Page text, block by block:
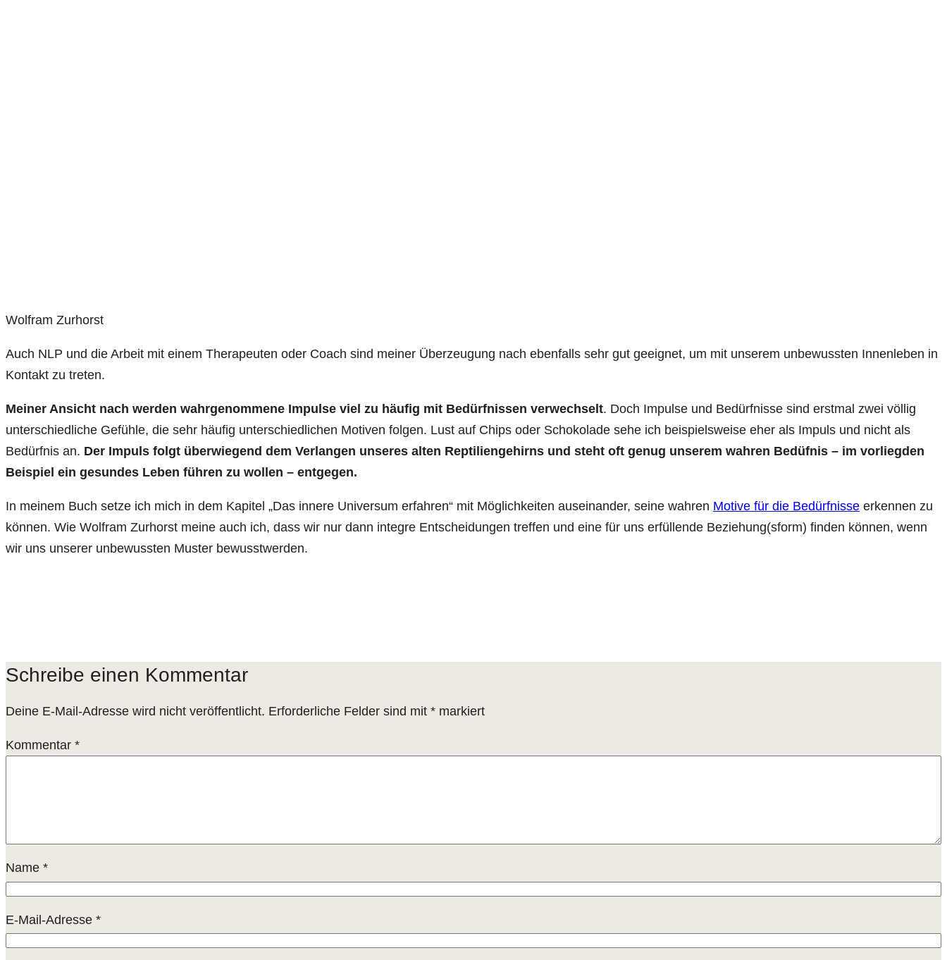
Wolfram Zurhorst
Auch NLP und die Arbeit mit einem Therapeuten oder Coach sind meiner Überzeugung nach ebenfalls sehr gut geeignet, um mit unserem unbewussten Innenleben in
Kontakt zu treten.
Meiner Ansicht nach werden wahrgenommene Impulse viel zu häufig mit Bedürfnissen verwechselt. Doch Impulse und Bedürfnisse sind erstmal zwei völlig
unterschiedliche Gefühle, die sehr häufig unterschiedlichen Motiven folgen. Lust auf Chips oder Schokolade sehe ich beispielsweise eher als Impuls und nicht als
Bedürfnis an. Der Impuls folgt überwiegend dem Verlangen unseres alten Reptiliengehirns und steht oft genug unserem wahren Bedüfnis – im vorliegden
Beispiel ein gesundes Leben führen zu wollen – entgegen.
In meinem Buch setze ich mich in dem Kapitel „Das innere Universum erfahren“ mit Möglichkeiten auseinander, seine wahren Motive für die Bedürfnisse erkennen zu
können. Wie Wolfram Zurhorst meine auch ich, dass wir nur dann integre Entscheidungen treffen und eine für uns erfüllende Beziehung(sform) finden können, wenn
wir uns unserer unbewussten Muster bewusstwerden.
Schreibe einen Kommentar
Deine E-Mail-Adresse wird nicht veröffentlicht. Erforderliche Felder sind mit * markiert
Kommentar *
Name *
E-Mail-Adresse *